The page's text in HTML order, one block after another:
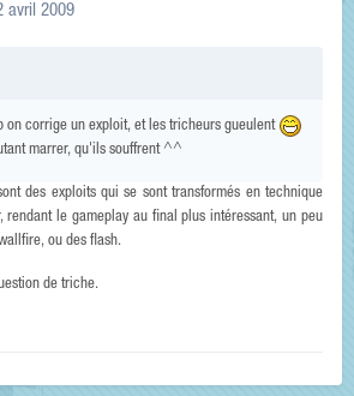
avril 2009
on corrige un exploit, et les tricheurs gueulent
marrer, qu'ils souffrent ^^
des exploits qui se sont transformés en technique
rendant le gameplay au final plus intéressant, un peu
ou des flash.
de triche.